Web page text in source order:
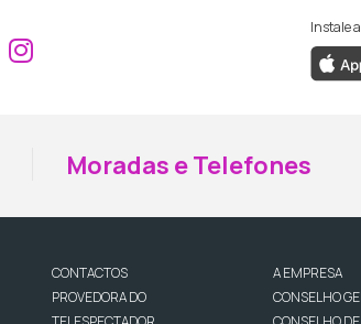
Aceder ao Facebook da RTP
Aceder ao Instagram da
Instale
Moradas e Telefones
CONTACTOS
PROVEDORA DO
A EMPRESA
CONSELHO